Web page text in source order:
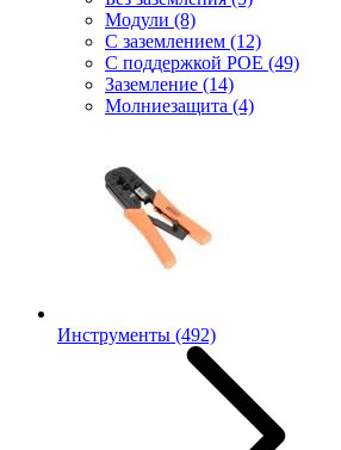
Модули (8)
С заземлением (12)
С поддержкой POE (49)
Заземление (14)
Молниезащита (4)
Инструменты (492)